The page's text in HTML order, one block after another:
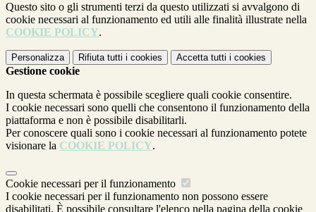
Questo sito o gli strumenti terzi da questo utilizzati si avvalgono di
cookie necessari al funzionamento ed utili alle finalità illustrate nella
COOKIE POLICY.
Personalizza Rifiuta tutti i cookies Accetta tutti i cookies
Gestione cookie
In questa schermata è possibile scegliere quali cookie consentire.
I cookie necessari sono quelli che consentono il funzionamento della
piattaforma e non è possibile disabilitarli.
Per conoscere quali sono i cookie necessari al funzionamento potete
visionare la COOKIE POLICY.
Cookie necessari per il funzionamento
I cookie necessari per il funzionamento non possono essere
disabilitati. È possibile consultare l'elenco nella pagina della cookie